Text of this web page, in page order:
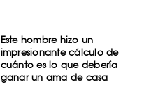
Este hombre hizo un
impresionante cálculo de
cuánto es lo que debería
ganar un ama de casa